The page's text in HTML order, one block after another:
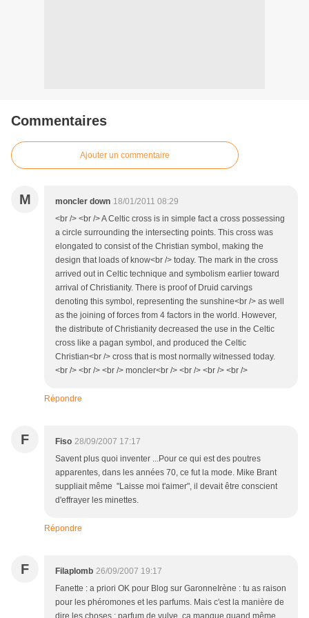
Commentaires
Ajouter un commentaire
M moncler down 18/01/2011 08:29
<br /> <br /> A Celtic cross is in simple fact a cross possessing
a circle surrounding the intersecting points. This cross was
elongated to consist of the Christian symbol, making the
design that loads of know<br /> today. The mark in the cross
arrived out in Celtic technique and symbolism earlier toward
arrival of Christianity. There is proof of Druid carvings
denoting this symbol, representing the sunshine<br /> as well
as the joining of forces from 4 factors in the world. However,
the distribute of Christianity decreased the use in the Celtic
cross like a pagan symbol, and produced the Celtic
Christian<br /> cross that is most normally witnessed today.
<br /> <br /> <br /> moncler<br /> <br /> <br /> <br />
Répondre
F Fiso 28/09/2007 17:17
Savent plus quoi inventer ...Pour ce qui est des poutres
apparentes, dans les années 70, ce fut la mode. Mike Brant
suppliait même "Laisse moi t'aimer", il devait être conscient
d'effrayer les minettes.
Répondre
F Filaplomb 26/09/2007 19:17
Fanette : a priori OK pour Blog sur GaronneIrène : tu as raison
pour les phéromones et les parfums. Mais c'est la manière de
dire les choses : parfum de vulve, ça manque quand même